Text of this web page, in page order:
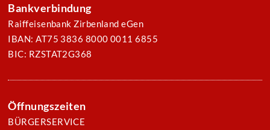
Bankverbindung
Raiffeisenbank Zirbenland eGen
IBAN: AT75 3836 8000 0011 6855
BIC: RZSTAT2G368
Öffnungszeiten
BÜRGERSERVICE